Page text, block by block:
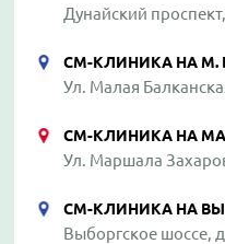
Дунайский
СМ-КЛИНИКА НА М.
Ул. Малая
СМ-КЛИНИКА НА
Ул. Маршала
СМ-КЛИНИКА НА
Выборгское шоссе,